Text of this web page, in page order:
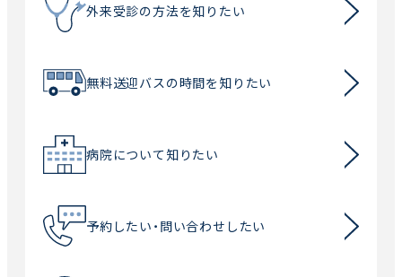
外来受診の方法を知りたい
無料送迎バスの時間を知りたい
病院について知りたい
予約したい・問い合わせしたい